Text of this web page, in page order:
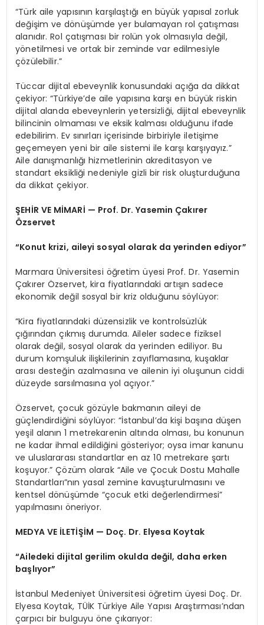
“Türk aile yapısının karşılaştığı en büyük yapısal zorluk
değişim ve dönüşümde yer bulamayan rol çatışması
alanıdır. Rol çatışması bir rolün yok olmasıyla değil,
yönetilmesi ve ortak bir zeminde var edilmesiyle
çözülebilir.”
Tüccar dijital ebeveynlik konusundaki açığa da dikkat
çekiyor: “Türkiye’de aile yapısına karşı en büyük riskin
dijital alanda ebeveynlerin yetersizliği, dijital ebeveynlik
bilincinin olmaması ve eksik kalması olduğunu ifade
edebilirim. Ev sınırları içerisinde birbiriyle iletişime
geçemeyen yeni bir aile sistemi ile karşı karşıyayız.”
Aile danışmanlığı hizmetlerinin akreditasyon ve
standart eksikliği nedeniyle gizli bir risk oluşturduğuna
da dikkat çekiyor.
ŞEHİR VE MİMARİ — Prof. Dr. Yasemin Çakırer
Özservet
“Konut krizi, aileyi sosyal olarak da yerinden ediyor”
Marmara Üniversitesi öğretim üyesi Prof. Dr. Yasemin
Çakırer Özservet, kira fiyatlarındaki artışın sadece
ekonomik değil sosyal bir kriz olduğunu söylüyor:
“Kira fiyatlarındaki düzensizlik ve kontrolsüzlük
çığırından çıkmış durumda. Aileler sadece fiziksel
olarak değil, sosyal olarak da yerinden ediliyor. Bu
durum komşuluk ilişkilerinin zayıflamasına, kuşaklar
arası desteğin azalmasına ve ailenin iyi oluşunun ciddi
düzeyde sarsılmasına yol açıyor.”
Özservet, çocuk gözüyle bakmanın aileyi de
güçlendirdiğini söylüyor: “İstanbul’da kişi başına düşen
yeşil alanın 1 metrekarenin altında olması, bu konunun
ne kadar ihmal edildiğini gösteriyor; oysa imar kanunu
ve uluslararası standartlar en az 10 metrekare şartı
koşuyor.” Çözüm olarak “Aile ve Çocuk Dostu Mahalle
Standartları”nın yasal zemine kavuşturulmasını ve
kentsel dönüşümde “çocuk etki değerlendirmesi”
yapılmasını öneriyor.
MEDYA VE İLETİŞİM — Doç. Dr. Elyesa Koytak
“Ailedeki dijital gerilim okulda değil, daha erken
başlıyor”
İstanbul Medeniyet Üniversitesi öğretim üyesi Doç. Dr.
Elyesa Koytak, TÜİK Türkiye Aile Yapısı Araştırması’ndan
çarpıcı bir bulguyu öne çıkarıyor: